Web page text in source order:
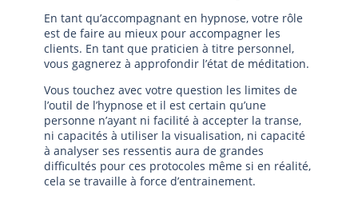
En tant qu’accompagnant en hypnose, votre rôle
est de faire au mieux pour accompagner les
clients. En tant que praticien à titre personnel,
vous gagnerez à approfondir l’état de méditation.
Vous touchez avec votre question les limites de
l’outil de l’hypnose et il est certain qu’une
personne n’ayant ni facilité à accepter la transe,
ni capacités à utiliser la visualisation, ni capacité
à analyser ses ressentis aura de grandes
difficultés pour ces protocoles même si en réalité,
cela se travaille à force d’entrainement.